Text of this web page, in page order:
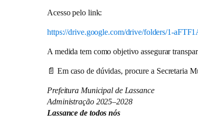
Acesso pelo link:
https://drive.google.com/drive/folders/1-
A medida tem como objetivo assegurar
📄 Em caso de dúvidas, procure a Secretaria
Prefeitura Municipal de Lassance
Administração 2025–2028
Lassance de todos nós